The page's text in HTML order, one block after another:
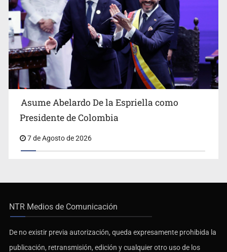
Asume Abelardo De la Espriella como
Presidente de Colombia
7 de Agosto de 2026
NTR Medios de Comunicación
De no existir previa autorización, queda expresamente prohibida la
publicación, retransmisión, edición y cualquier otro uso de los